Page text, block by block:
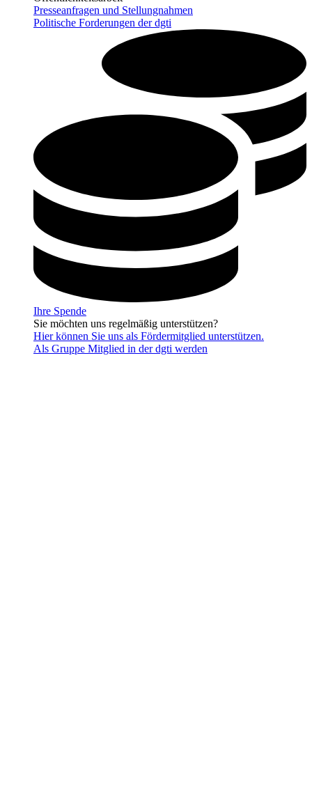
Presseanfragen und Stellungnahmen
Politische Forderungen der dgti
Ihre Spende
Sie möchten uns regelmäßig unterstützen?
Hier können Sie uns als Fördermitglied unterstützen.
Als Gruppe Mitglied in der dgti werden